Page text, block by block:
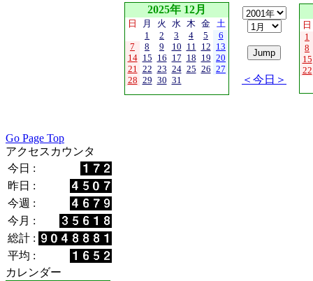
2025年 12月
日 月 火 水 木 金 土
1
2 3 4 5
6
7
8 9 10 11 12 13
14 15 16 17 18 19 20
21 22 23 24 25 26 27
28 29 30 31 ＜今日＞
日
1
8
15
22
Go Page Top
アクセスカウンタ
今日 :
昨日 :
今週 :
今月 :
総計 :
平均 :
カレンダー